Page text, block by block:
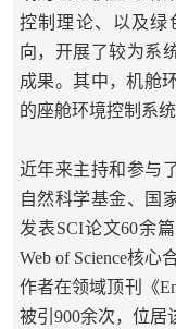
控制理论、以及绿
向，开展了较为系
成果。其中，机舱
的座舱环境控制系统
近年来主持和参与
自然科学基金、国
发表SCI论文60余
Web of Science核心
作者在领域顶刊《
被引900余次，位居